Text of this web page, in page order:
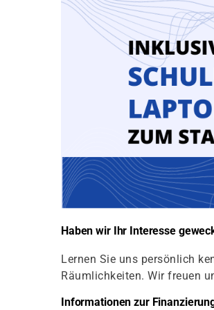
Haben wir Ihr Interesse
Lernen Sie uns persönlich
Räumlichkeiten. Wir freuen
Informationen zur